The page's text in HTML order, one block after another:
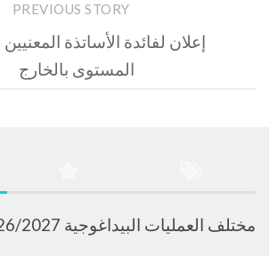
PREVIOUS STORY
إعلان لفائدة الأساتذة
المستوى بالخارج
مختلف العمليات البيداغوجية 2026/2027